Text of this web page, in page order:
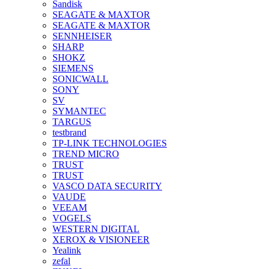
Sandisk
SEAGATE & MAXTOR
SEAGATE & MAXTOR
SENNHEISER
SHARP
SHOKZ
SIEMENS
SONICWALL
SONY
SV
SYMANTEC
TARGUS
testbrand
TP-LINK TECHNOLOGIES
TREND MICRO
TRUST
TRUST
VASCO DATA SECURITY
VAUDE
VEEAM
VOGELS
WESTERN DIGITAL
XEROX & VISIONEER
Yealink
zefal